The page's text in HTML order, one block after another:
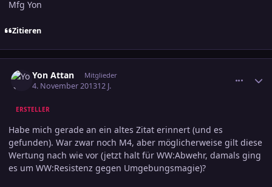
Mfg Yon
Zitieren
Yon Attan Mitglieder
4. November 201312 J.
ERSTELLER
Habe mich gerade an ein altes Zitat erinnert (und es
gefunden). War zwar noch M4, aber möglicherweise gilt diese
Wertung nach wie vor (jetzt halt für WW:Abwehr, damals ging
es um WW:Resistenz gegen Umgebungsmagie)?